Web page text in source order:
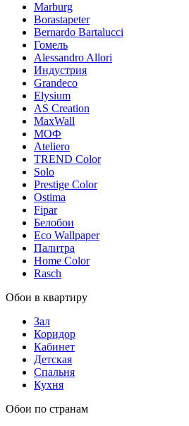
Marburg
Borastapeter
Bernardo Bartalucci
Гомель
Alessandro Allori
Индустрия
Grandeco
Elysium
AS Creation
MaxWall
МОФ
Ateliero
TREND Color
Solo
Prestige Color
Ostima
Fipar
Белобои
Eco Wallpaper
Палитра
Home Color
Rasch
Обои в квартиру
Зал
Коридор
Кабинет
Детская
Спальня
Кухня
Обои по странам